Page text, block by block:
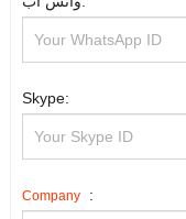
Skype:
Company :